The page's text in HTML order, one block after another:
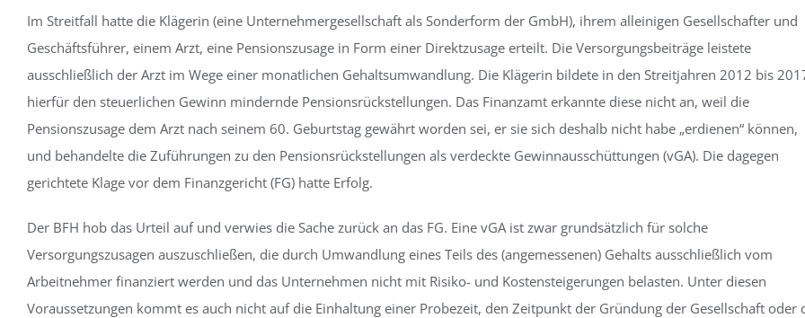
Im Streitfall hatte die Klägerin (eine Unternehmergesellschaft als Sonderform der GmbH), ihrem alleinigen Gesellschafter und
Geschäftsführer, einem Arzt, eine Pensionszusage in Form einer Direktzusage erteilt. Die Versorgungsbeiträge leistete
ausschließlich der Arzt im Wege einer monatlichen Gehaltsumwandlung. Die Klägerin bildete in den Streitjahren 2012 bis
hierfür den steuerlichen Gewinn mindernde Pensionsrückstellungen. Das Finanzamt erkannte diese nicht an, weil die
Pensionszusage dem Arzt nach seinem 60. Geburtstag gewährt worden sei, er sie sich deshalb nicht habe „erdienen“ können,
und behandelte die Zuführungen zu den Pensionsrückstellungen als verdeckte Gewinnausschüttungen (vGA). Die dagegen
gerichtete Klage vor dem Finanzgericht (FG) hatte Erfolg.
Der BFH hob das Urteil auf und verwies die Sache zurück an das FG. Eine vGA ist zwar grundsätzlich für solche
Versorgungszusagen auszuschließen, die durch Umwandlung eines Teils des (angemessenen) Gehalts ausschließlich vom
Arbeitnehmer finanziert werden und das Unternehmen nicht mit Risiko- und Kostensteigerungen belasten. Unter diesen
Voraussetzungen kommt es auch nicht auf die Einhaltung einer Probezeit, den Zeitpunkt der Gründung der Gesellschaft oder